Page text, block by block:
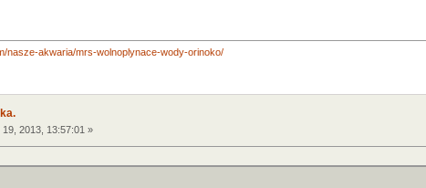
nasze-akwaria/mrs-wolnoplynace-wody-orinoko/
2013, 13:57:01 »